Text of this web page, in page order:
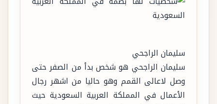
سليمان الراجحي
سليمان الراجحي هو شخص بدأ من الصفر حتى
وصل لاعالى القمم وهو حاليا من اشهر رجال
الأعمال في المملكة العربية السعودية حيث